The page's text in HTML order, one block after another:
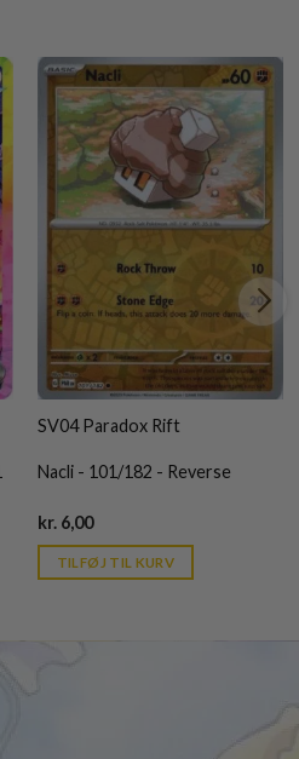
SV04 Paradox Rift
Nacli - 101/182 - Reverse
kr.6,00Current
is:
kr. 39,95.
TILFØJ TIL KURV